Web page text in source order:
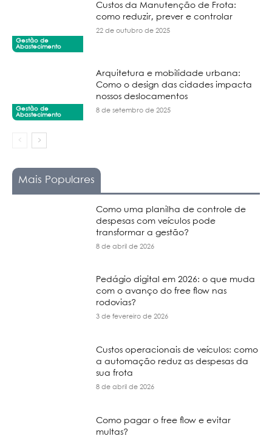
Gestão de
Abastecimento
Custos da Manutenção de Frota:
como reduzir, prever e controlar
22 de outubro de 2025
Gestão de
Abastecimento
Arquitetura e mobilidade urbana:
Como o design das cidades impacta
nossos deslocamentos
8 de setembro de 2025
Mais Populares
Como uma planilha de controle de
despesas com veículos pode
transformar a gestão?
8 de abril de 2026
Pedágio digital em 2026: o que muda
com o avanço do free flow nas
rodovias?
3 de fevereiro de 2026
Custos operacionais de veículos: como
a automação reduz as despesas da
sua frota
8 de abril de 2026
Como pagar o free flow e evitar
multas?